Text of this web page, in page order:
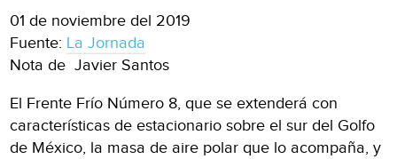
01 de noviembre del 2019
Fuente: La Jornada
Nota de Javier Santos
El Frente Frío Número 8, que se extenderá con
características de estacionario sobre el sur del Golfo
de México, la masa de aire polar que lo acompaña, y